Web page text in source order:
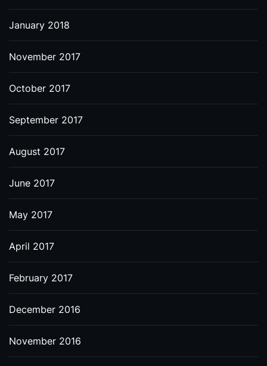
January 2018
November 2017
October 2017
September 2017
August 2017
June 2017
May 2017
April 2017
February 2017
December 2016
November 2016